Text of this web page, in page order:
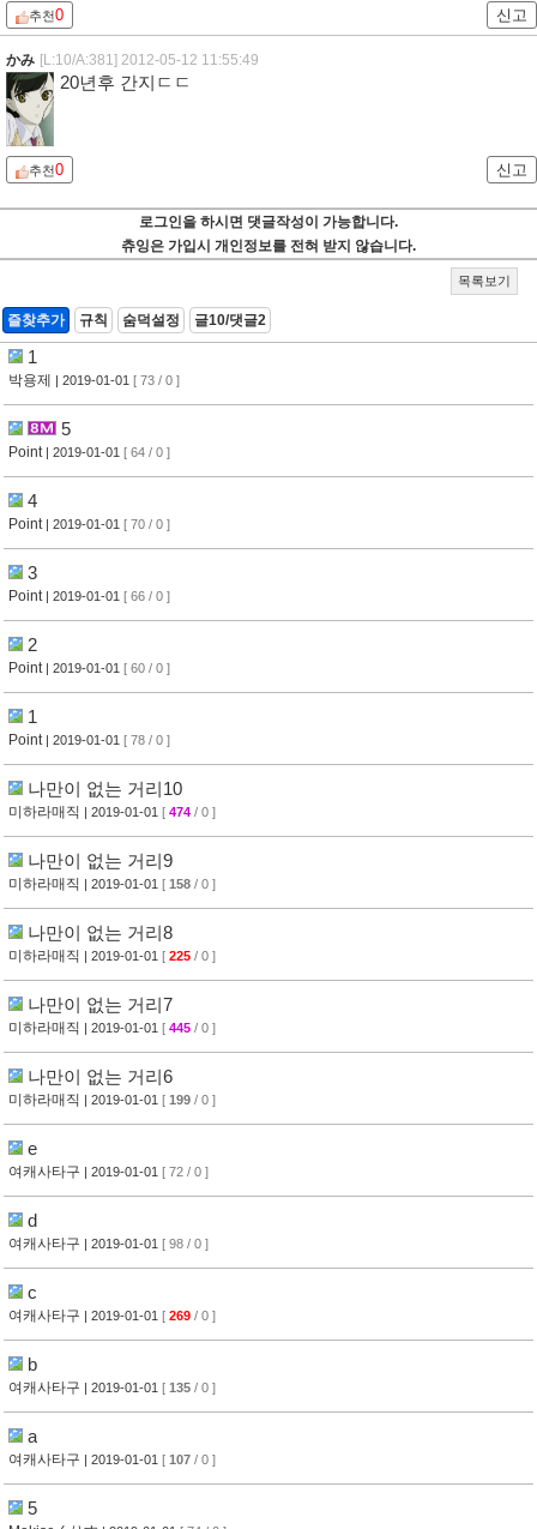
추천0 신고
かみ [L:10/A:381] 2012-05-12 11:55:49
20년후 간지ㄷㄷ
추천0 신고
로그인을 하시면 댓글작성이 가능합니다.
츄잉은 가입시 개인정보를 전혀 받지 않습니다.
목록보기
즐찾추가 규칙 숨덕설정 글10/댓글2
1
박용제 | 2019-01-01 [ 73 / 0 ]
5
Point | 2019-01-01 [ 64 / 0 ]
4
Point | 2019-01-01 [ 70 / 0 ]
3
Point | 2019-01-01 [ 66 / 0 ]
2
Point | 2019-01-01 [ 60 / 0 ]
1
Point | 2019-01-01 [ 78 / 0 ]
나만이 없는 거리10
미하라매직 | 2019-01-01 [ 474 / 0 ]
나만이 없는 거리9
미하라매직 | 2019-01-01 [ 158 / 0 ]
나만이 없는 거리8
미하라매직 | 2019-01-01 [ 225 / 0 ]
나만이 없는 거리7
미하라매직 | 2019-01-01 [ 445 / 0 ]
나만이 없는 거리6
미하라매직 | 2019-01-01 [ 199 / 0 ]
e
여캐사타구 | 2019-01-01 [ 72 / 0 ]
d
여캐사타구 | 2019-01-01 [ 98 / 0 ]
c
여캐사타구 | 2019-01-01 [ 269 / 0 ]
b
여캐사타구 | 2019-01-01 [ 135 / 0 ]
a
여캐사타구 | 2019-01-01 [ 107 / 0 ]
5